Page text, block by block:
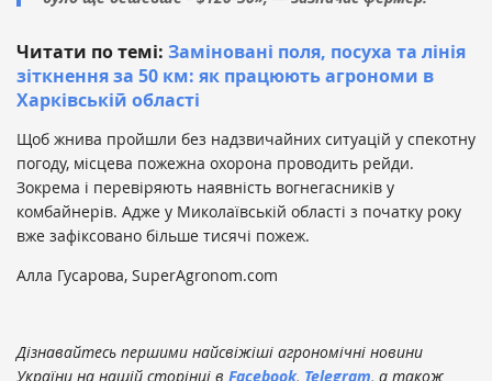
Читати по темі: Заміновані поля, посуха та лінія
зіткнення за 50 км: як працюють агрономи в
Харківській області
Щоб жнива пройшли без надзвичайних ситуацій у спекотну
погоду, місцева пожежна охорона проводить рейди.
Зокрема і перевіряють наявність вогнегасників у
комбайнерів. Адже у Миколаївській області з початку року
вже зафіксовано більше тисячі пожеж.
Алла Гусарова, SuperAgronоm.com
Дізнавайтесь першими найсвіжіші агрономічні новини
України на нашій сторінці в Facebook, Telegram, а також